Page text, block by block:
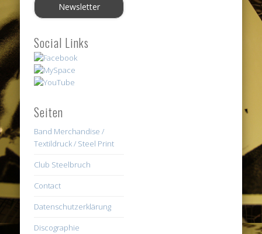
Social Links
Seiten
Band Merchandise /
Textildruck / Steel Print
Club Steelbruch
Contact
Datenschutzerklärung
Discographie